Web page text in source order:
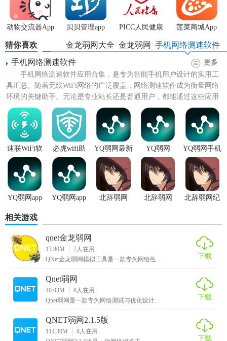
金龙弱网QNET功能
1. 网络条件模拟：支持模拟多种弱网环境，包括高延迟、低
带宽、丢包等。
2. 应用性能监测：实时监测应用程序在网络波动下的响应时
问题对应用性能的影响。
4. 自动化测试：支持脚本化测试，可预设多种测试场景，实
现自动化测试流程。
5. 远程协作：支持多用户同时操作，便于团队协作进行网络
金龙弱网QNET内容
动物交流器App 贝贝管理app
PICC人民健康
莲菜商城App
猜你喜欢 手机网络测速软件
金龙弱网
金龙弱网大全
手机网络测速软件
更多
手机网络测速软件应用合集，是专为智能手机用户设计的实用工
具汇总。随着无线WiFi网络的广泛覆盖，网络测速软件成为衡量网络
环境的关键助手。无论是专业站长还是普通用户，都能通过这些应用
轻松监控网络状态。当...
速联WiFi软
件
必虎wifi助
手
YQ弱网最新
版
YQ弱网
YQ弱网手机
版
YQ弱网app
YQ弱网app
北辞弱网
北辞弱网
北辞弱网纪
相关游戏
qnet金龙弱网
13.80M 7人在用
QNet金龙弱网模拟工具是一款专为网络性...
下载
Qnet弱网
40.03M 8人在用
Qnet弱网是一款专为网络测试与优化设计...
下载
QNET弱网2.1.5版
114.30M 8人在用
下载